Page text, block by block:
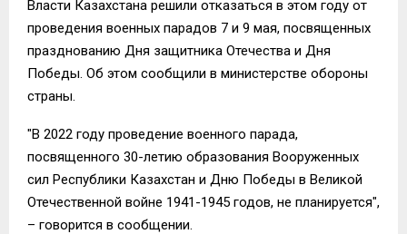
Власти Казахстана решили отказаться в этом году от
проведения военных парадов 7 и 9 мая, посвященных
празднованию Дня защитника Отечества и Дня
Победы. Об этом сообщили в министерстве обороны
страны.
"В 2022 году проведение военного парада,
посвященного 30-летию образования Вооруженных
сил Республики Казахстан и Дню Победы в Великой
Отечественной войне 1941-1945 годов, не планируется",
– говорится в сообщении.